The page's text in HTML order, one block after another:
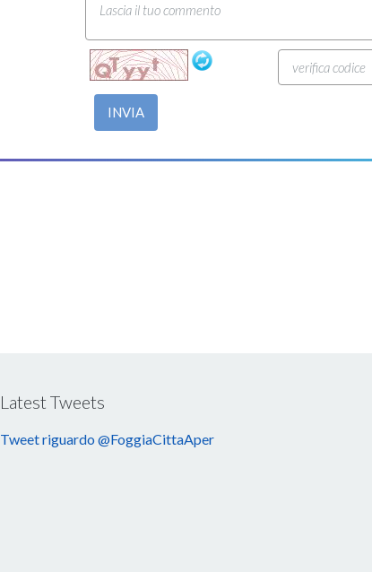
INVIA
Latest Tweets
Tweet riguardo @FoggiaCittaAper